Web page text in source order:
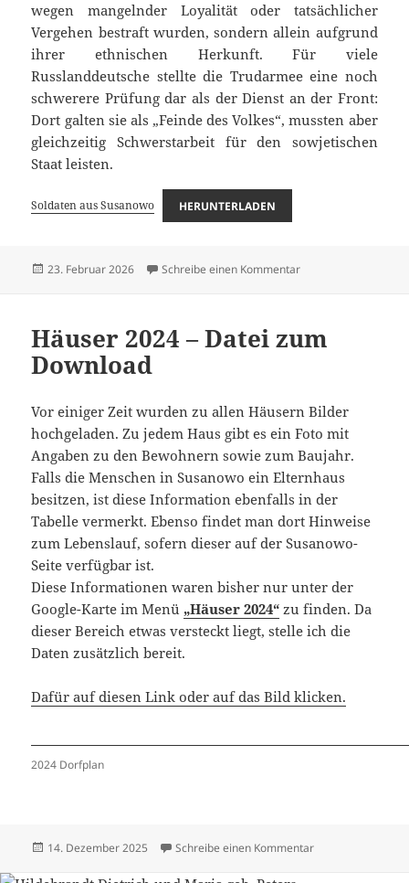
wegen mangelnder Loyalität oder tatsächlicher
Vergehen bestraft wurden, sondern allein aufgrund
ihrer ethnischen Herkunft. Für viele
Russlanddeutsche stellte die Trudarmee eine noch
schwerere Prüfung dar als der Dienst an der Front:
Dort galten sie als „Feinde des Volkes“, mussten aber
gleichzeitig Schwerstarbeit für den sowjetischen
Staat leisten.
Soldaten aus Susanowo HERUNTERLADEN
Veröffentlicht
23. Februar 2026 Schreibe einen Kommentarzu Soldaten aus
Häuser 2024 – Datei zum
Download
Vor einiger Zeit wurden zu allen Häusern Bilder
hochgeladen. Zu jedem Haus gibt es ein Foto mit
Angaben zu den Bewohnern sowie zum Baujahr.
Falls die Menschen in Susanowo ein Elternhaus
besitzen, ist diese Information ebenfalls in der
Tabelle vermerkt. Ebenso findet man dort Hinweise
zum Lebenslauf, sofern dieser auf der Susanowo-
Seite verfügbar ist.
Diese Informationen waren bisher nur unter der
Google-Karte im Menü „Häuser 2024“ zu finden. Da
dieser Bereich etwas versteckt liegt, stelle ich die
Daten zusätzlich bereit.
Dafür auf diesen Link oder auf das Bild klicken.
2024 Dorfplan
Veröffentlicht
14. Dezember 2025 Schreibe einen Kommentarzu Häuser 2024 –